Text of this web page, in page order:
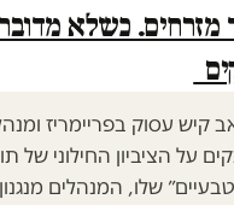
מזרחים. כשלא
קיש עסוק בפריימריז
על הציביון החילוני של
שלו, המנהלים